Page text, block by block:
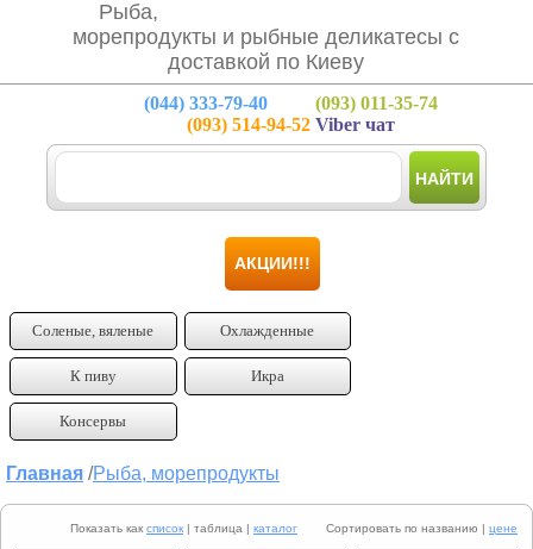
Рыба,
морепродукты и рыбные деликатесы с
доставкой по Киеву
(044) 333-79-40 (093) 011-35-74
(093) 514-94-52Viber чат
НАЙТИ
АКЦИИ!!!
Соленые, вяленые Охлажденные
К пиву Икра
Консервы
Главная /Рыба, морепродукты
Показать как список | таблица | каталог Сортировать по названию | цене